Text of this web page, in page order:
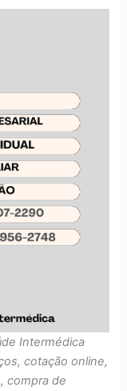
Intermédica
cotação online,
compra de